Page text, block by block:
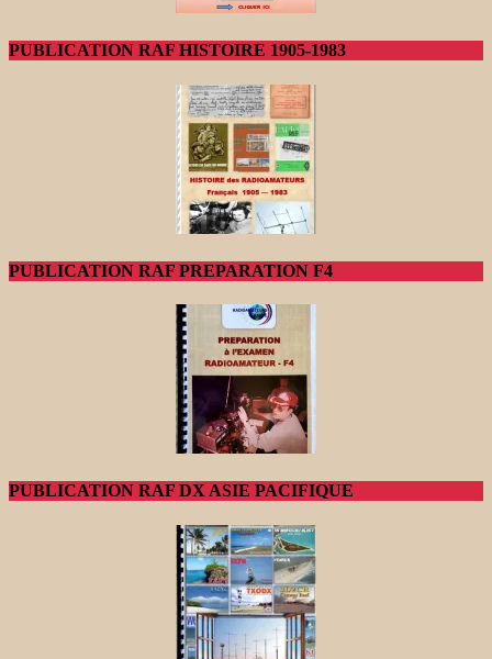
PUBLICATION RAF HISTOIRE 1905-1983
PUBLICATION RAF PREPARATION F4
PUBLICATION RAF DX ASIE PACIFIQUE